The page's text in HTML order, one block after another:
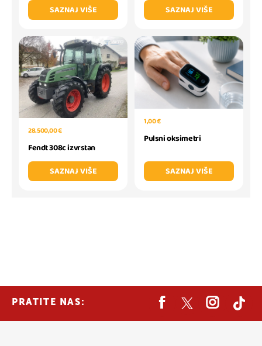
SAZNAJ VIŠE
SAZNAJ VIŠE
28.500,00 €
Fendt 308c izvrstan
SAZNAJ VIŠE
1,00 €
Pulsni oksimetri
SAZNAJ VIŠE
PRATITE NAS: